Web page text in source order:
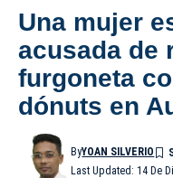
Una mujer
acusada de
furgoneta
dónuts en
Last Updated: 14 De
ByYOAN SILVERIO